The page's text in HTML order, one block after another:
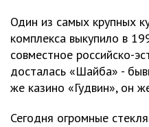
Один из самых крупных
комплекса выкупило в
совместное российско-
досталась «Шайба» -
же казино «Гудвин», он
Сегодня огромные